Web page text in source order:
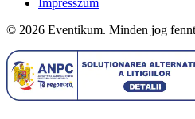
© 2026 Eventikum. Minden jog